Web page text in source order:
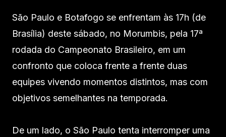
São Paulo e Botafogo se enfrentam às 17h (de
Brasília) deste sábado, no Morumbis, pela 17ª
rodada do Campeonato Brasileiro, em um
confronto que coloca frente a frente duas
equipes vivendo momentos distintos, mas com
objetivos semelhantes na temporada.
De um lado, o São Paulo tenta interromper uma